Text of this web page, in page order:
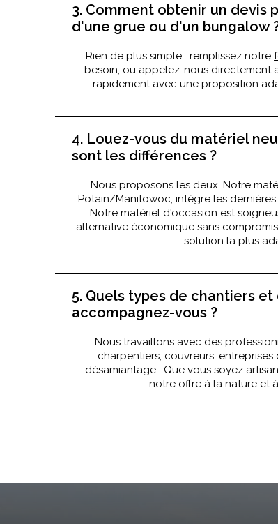
3. Comment obtenir un devis
d'une grue ou d'un bungalow
Rien de plus simple : remplissez notre
besoin, ou appelez-nous directement
rapidement avec une proposition
4. Louez-vous du matériel
sont les différences ?
Nous proposons les deux. Notre
Potain/Manitowoc, intègre les
Notre matériel d'occasion est
alternative économique sans
solution la plus
5. Quels types de chantiers
accompagnez-vous ?
Nous travaillons avec des
charpentiers, couvreurs,
désamiantage… Que vous soyez
notre offre à la nature et